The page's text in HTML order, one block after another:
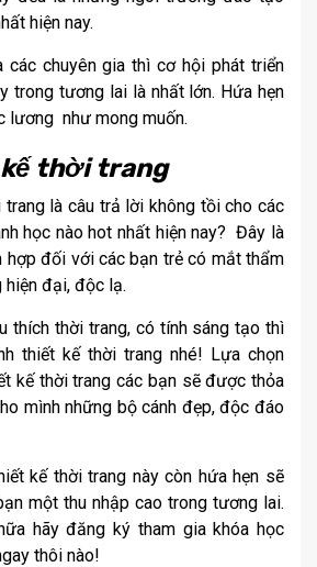
hiện nay.
các chuyên gia thì cơ hội phát triển
trong tương lai là nhất lớn. Hứa hẹn
lương như mong muốn.
thời trang
trang là câu trả lời không tồi cho các
học nào hot nhất hiện nay? Đây là
hợp đối với các bạn trẻ có mắt thẩm
hiện đại, độc lạ.
thích thời trang, có tính sáng tạo thì
thiết kế thời trang nhé! Lựa chọn
kế thời trang các bạn sẽ được thỏa
mình những bộ cánh đẹp, độc đáo
kế thời trang này còn hứa hẹn sẽ
một thu nhập cao trong tương lai.
hãy đăng ký tham gia khóa học
thôi nào!